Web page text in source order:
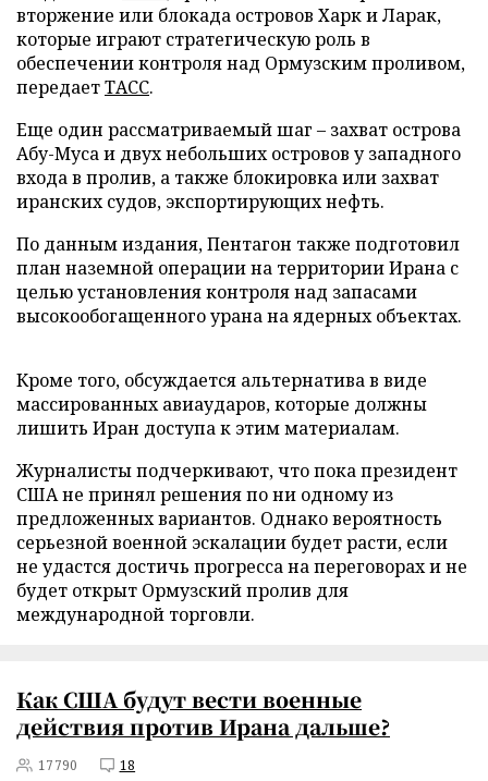
вторжение или блокада островов Харк и Ларак,
которые играют стратегическую роль в
обеспечении контроля над Ормузским проливом,
передаетТАСС.
Еще один рассматриваемый шаг – захват острова
Абу-Муса и двух небольших островов у западного
входа в пролив, а также блокировка или захват
иранских судов, экспортирующих нефть.
По данным издания, Пентагон также подготовил
план наземной операции на территории Ирана с
целью установления контроля над запасами
высокообогащенного урана на ядерных объектах.
Кроме того, обсуждается альтернатива в виде
массированных авиаударов, которые должны
лишить Иран доступа к этим материалам.
Журналисты подчеркивают, что пока президент
США не принял решения по ни одному из
предложенных вариантов. Однако вероятность
серьезной военной эскалации будет расти, если
не удастся достичь прогресса на переговорах и не
будет открыт Ормузский пролив для
международной торговли.
Как США будут вести военные
действия против Ирана дальше?
17790 18